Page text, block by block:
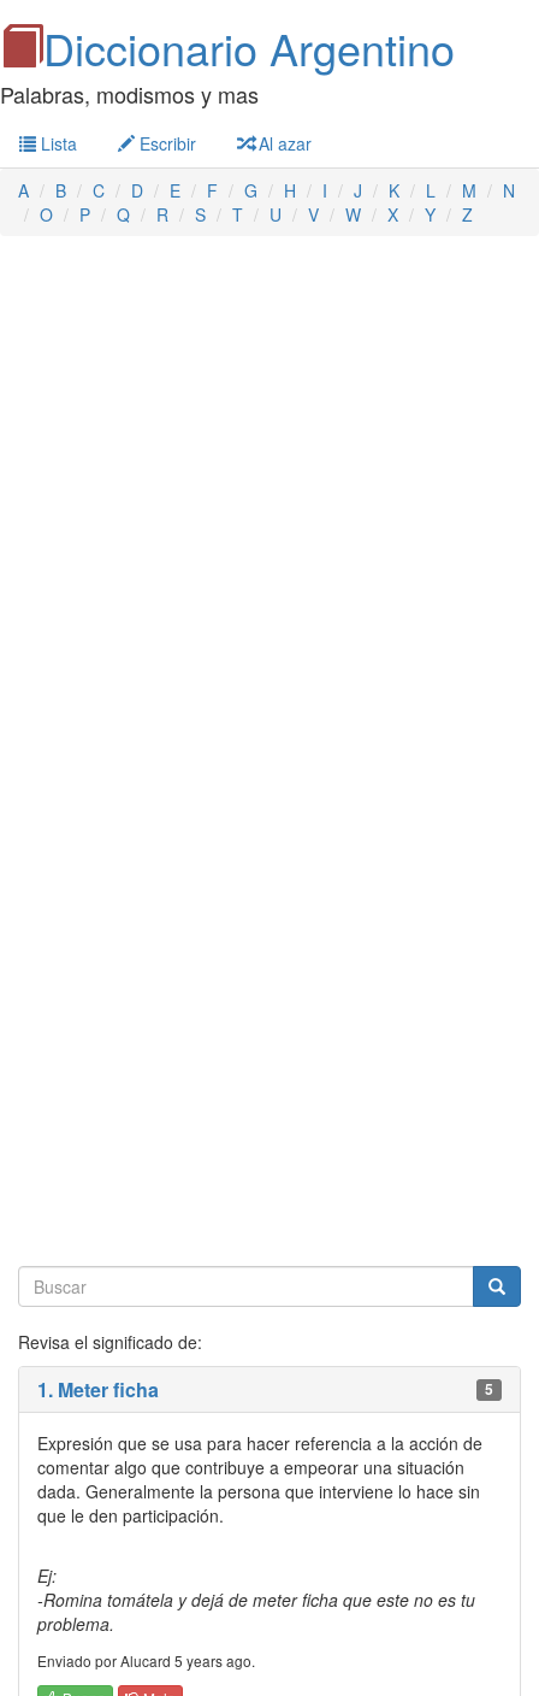
Diccionario Argentino
Palabras, modismos y mas
Lista Escribir
Al azar
A
B C D E F G H I J K L M
N
O
P Q R S T U V W X Y Z
Revisa el significado de:
1. Meter ficha 5
Expresión que se usa para hacer referencia a la acción de
comentar algo que contribuye a empeorar una situación
dada. Generalmente la persona que interviene lo hace sin
que le den participación.
Ej:
-Romina tomátela y dejá de meter ficha que este no es tu
problema.
Enviado por Alucard 5 years ago.